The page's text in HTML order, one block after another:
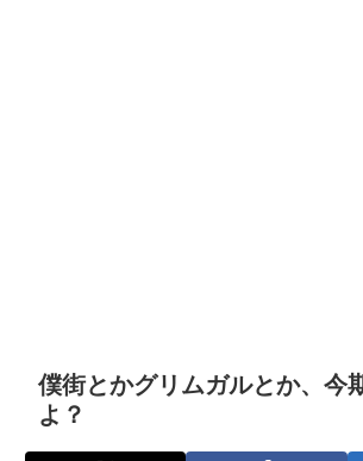
僕街とかグリムガルとか、今
よ？